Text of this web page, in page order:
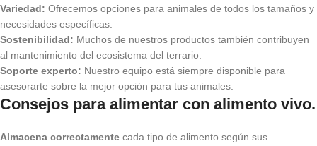
Variedad: Ofrecemos opciones para animales de todos los tamaños y
necesidades específicas.
Sostenibilidad: Muchos de nuestros productos también contribuyen
al mantenimiento del ecosistema del terrario.
Soporte experto: Nuestro equipo está siempre disponible para
asesorarte sobre la mejor opción para tus animales.
Consejos para alimentar con alimento vivo.
Almacena correctamente cada tipo de alimento según sus